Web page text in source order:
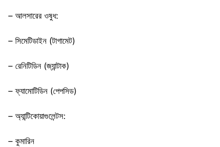
– আলসারের ওষুধ:
– সিমেটিডাইন (টাগামেট)
– রেনিটিডিন (জ্যান্টাক)
– ফ্যামোটিডিন (পেপসিড)
– অ্যান্টিকোয়াগুলেন্টস:
– কুমারিন